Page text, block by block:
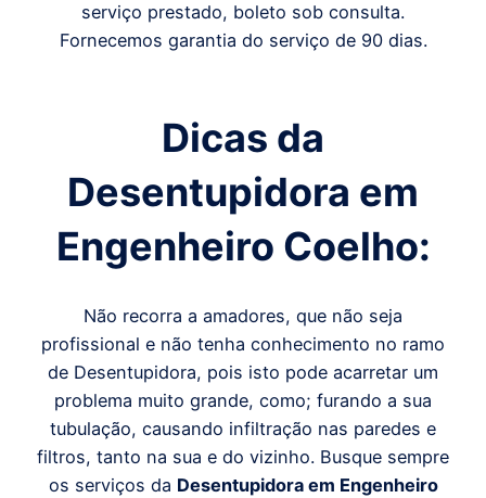
serviço prestado, boleto sob consulta.
Fornecemos garantia do serviço de 90 dias.
Dicas da
Desentupidora em
Engenheiro Coelho:
Não recorra a amadores, que não seja
profissional e não tenha conhecimento no ramo
de Desentupidora, pois isto pode acarretar um
problema muito grande, como; furando a sua
tubulação, causando infiltração nas paredes e
filtros, tanto na sua e do vizinho. Busque sempre
os serviços da Desentupidora em Engenheiro